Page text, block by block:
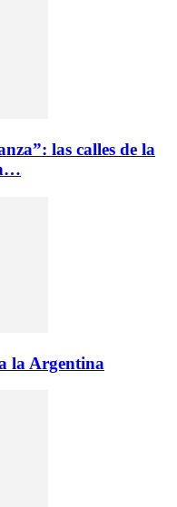
las calles de la
la Argentina